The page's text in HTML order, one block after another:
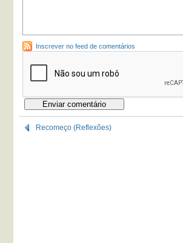
Inscrever no feed de comentários
Recomeço (Reflexões)